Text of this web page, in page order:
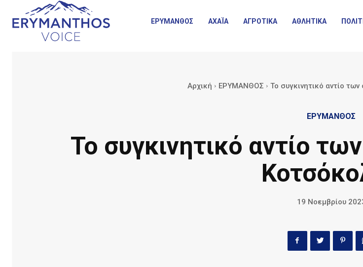
ΕΡΥΜΑΝΘΟΣ ΑΧΑΪΑ ΑΓΡΟΤΙΚΑ ΑΘΛΗΤΙΚΑ
Αρχική ΕΡΥΜΑΝΘΟΣ Το συγκινητικό αντίο
ΕΡΥΜΑΝΘΟΣ
Το συγκινητικό αντίο
19 Νοεμβρίου